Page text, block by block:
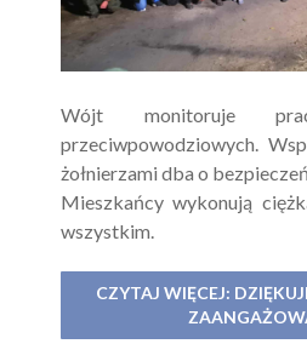
Wójt monitoruje
przeciwpowodziowych.
żołnierzami dba o
Mieszkańcy wykonują
wszystkim.
CZYTAJ WIĘCEJ: